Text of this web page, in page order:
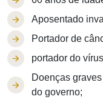
Aposentado
Portador de
portador do
Doenças
do governo;